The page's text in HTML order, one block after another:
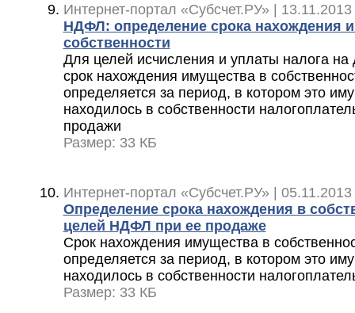
Интернет-портал «Субсчет.РУ» |
НДФЛ: определение срока нахождения
собственности
Для целей исчисления и уплаты налога
срок нахождения имущества в
определяется за период, в котором это
находилось в собственности
продажи
Размер: 33 КБ
Интернет-портал «Субсчет.РУ» |
Определение срока нахождения в
целей НДФЛ при ее продаже
Срок нахождения имущества в
определяется за период, в котором это
находилось в собственности
Размер: 33 КБ